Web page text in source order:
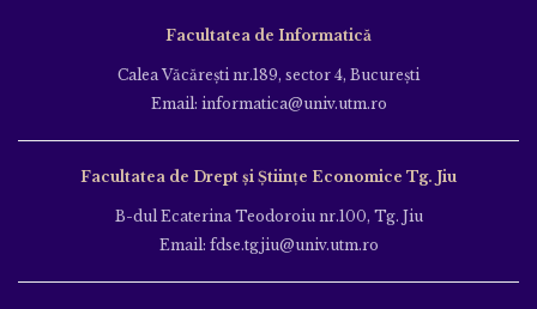
Facultatea de Informatică
Calea Văcăreşti nr.189, sector 4, Bucureşti
Email: informatica@univ.utm.ro
Facultatea de Drept și Științe Economice Tg. Jiu
B-dul Ecaterina Teodoroiu nr.100, Tg. Jiu
Email: fdse.tgjiu@univ.utm.ro